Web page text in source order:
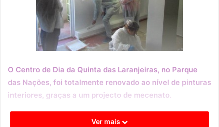
O Centro de Dia da Quinta das Laranjeiras, no Parque
das Nações, foi totalmente renovado ao nível de pinturas
interiores, graças a um projecto de mecenato.
A remodelação foi efectuada nos últimos dias por um
Ver mais